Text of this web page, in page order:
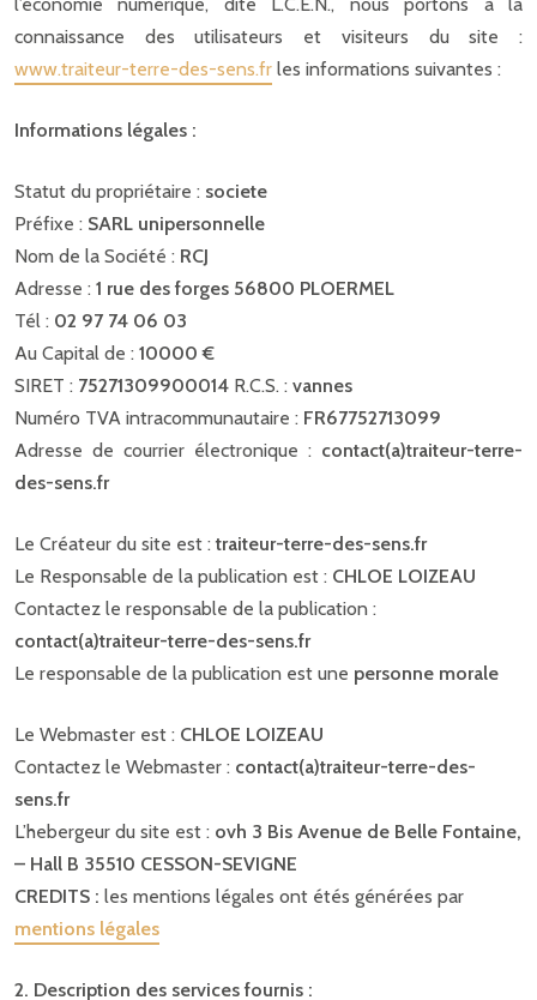
connaissance des utilisateurs et visiteurs du site :
www.traiteur-terre-des-sens.fr les informations suivantes :
Informations légales :
Statut du propriétaire : societe
Préfixe : SARL unipersonnelle
Nom de la Société : RCJ
Adresse : 1 rue des forges 56800 PLOERMEL
Tél : 02 97 74 06 03
Au Capital de : 10000 €
SIRET : 75271309900014 R.C.S. : vannes
Numéro TVA intracommunautaire : FR67752713099
Adresse de courrier électronique : contact(a)traiteur-terre-
des-sens.fr
Le Créateur du site est : traiteur-terre-des-sens.fr
Le Responsable de la publication est : CHLOE LOIZEAU
Contactez le responsable de la publication :
contact(a)traiteur-terre-des-sens.fr
Le responsable de la publication est une personne morale
Le Webmaster est : CHLOE LOIZEAU
Contactez le Webmaster : contact(a)traiteur-terre-des-
sens.fr
L’hebergeur du site est : ovh 3 Bis Avenue de Belle Fontaine,
– Hall B 35510 CESSON-SEVIGNE
CREDITS : les mentions légales ont étés générées par
mentions légales
2. Description des services fournis :